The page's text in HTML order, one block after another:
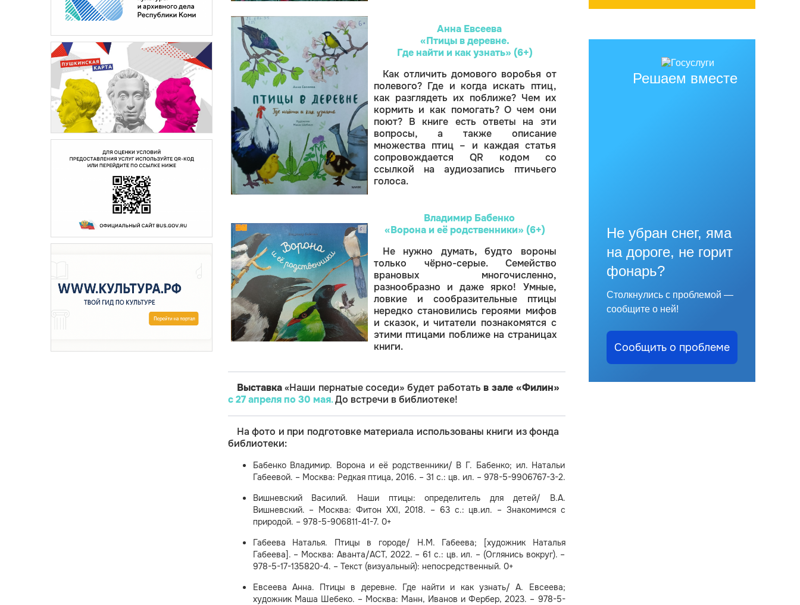
Анна Евсеева
«Птицы в деревне.
Где найти и как узнать» (6+)
Как отличить домового воробья от
полевого? Где и когда искать птиц,
как разглядеть их поближе? Чем их
кормить и как помогать? О чем они
поют? В книге есть ответы на эти
вопросы, а также описание
множества птиц – и каждая статья
сопровождается QR кодом со
ссылкой на аудиозапись птичьего
голоса.
Владимир Бабенко
«Ворона и её родственники» (6+)
Не нужно думать, будто вороны
только чёрно-серые. Семейство
врановых многочисленно,
разнообразно и даже ярко! Умные,
ловкие и сообразительные птицы
нередко становились героями мифов
и сказок, и читатели познакомятся с
этими птицами поближе на страницах
книги.
Выставка«Наши пернатые соседи» будет работатьв зале «Филин»
с 27 апреля по 30 мая.До встречи в библиотеке!
На фото и при подготовке материала использованы книги из фонда
библиотеки:
Бабенко Владимир. Ворона и её родственники/ В Г. Бабенко; ил. Натальи
Габеевой. – Москва: Редкая птица, 2016. – 31 с.: цв. ил. – 978-5-9906767-3-2.
Вишневский Василий. Наши птицы: определитель для детей/ В.А.
Вишневский. – Москва: Фитон XXI, 2018. – 63 с.: цв.ил. – Знакомимся с
природой. – 978-5-906811-41-7. 0+
Габеева Наталья. Птицы в городе/ Н.М. Габеева; [художник Наталья
Габеева]. – Москва: Аванта/АСТ, 2022. – 61 с.: цв. ил. – (Оглянись вокруг). –
978-5-17-135820-4. – Текст (визуальный): непосредственный. 0+
Евсеева Анна. Птицы в деревне. Где найти и как узнать/ А. Евсеева;
художник Маша Шебеко. – Москва: Манн, Иванов и Фербер, 2023. – 978-5-
Решаем вместе
Не убран снег, яма
на дороге, не горит
фонарь?
Столкнулись с проблемой —
сообщите о ней!
Сообщить о проблеме